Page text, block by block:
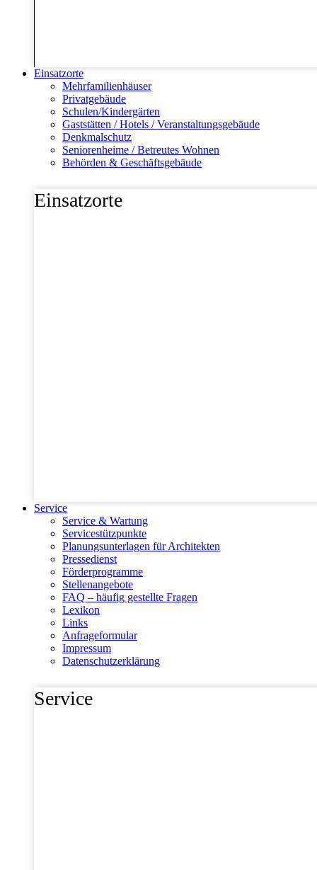
Einsatzorte
Mehrfamilienhäuser
Privatgebäude
Schulen/Kindergärten
Gaststätten / Hotels / Veranstaltungsgebäude
Denkmalschutz
Seniorenheime / Betreutes Wohnen
Behörden & Geschäftsgebäude
Einsatzorte
Service
Service & Wartung
Servicestützpunkte
Planungsunterlagen für Architekten
Pressedienst
Förderprogramme
Stellenangebote
FAQ – häufig gestellte Fragen
Lexikon
Links
Anfrageformular
Impressum
Datenschutzerklärung
Service